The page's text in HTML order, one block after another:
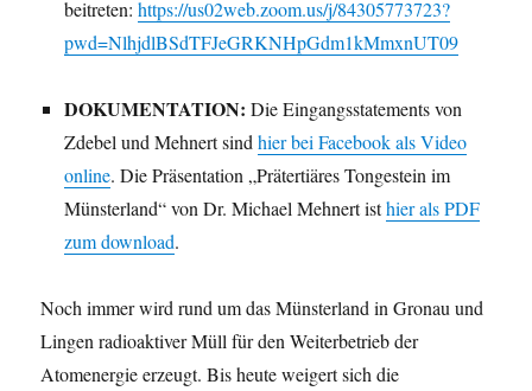
beitreten:https://us02web.zoom.us/j/84305773723?
pwd=NlhjdlBSdTFJeGRKNHpGdm1kMmxnUT09
DOKUMENTATION: Die Eingangsstatements von
Zdebel und Mehnert sindhier bei Facebook als Video
online. Die Präsentation „Prätertiäres Tongestein im
Münsterland“ von Dr. Michael Mehnert isthier als PDF
zum download.
Noch immer wird rund um das Münsterland in Gronau und
Lingen radioaktiver Müll für den Weiterbetrieb der
Atomenergie erzeugt. Bis heute weigert sich die